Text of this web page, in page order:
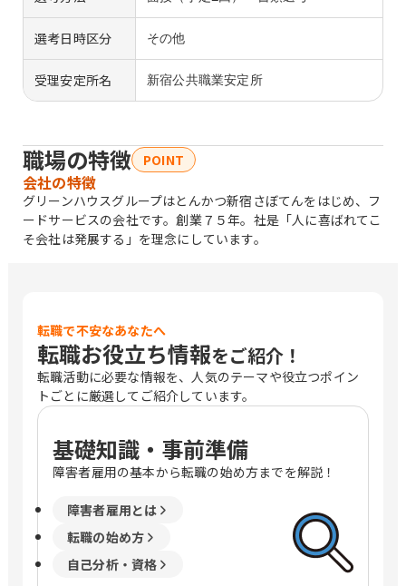
選考日時区分 その他
受理安定所名 新宿公共職業安定所
職場の特徴 POINT
会社の特徴
グリーンハウスグループはとんかつ新宿さぼてんをはじめ、フ
ードサービスの会社です。創業７５年。社是「人に喜ばれてこ
そ会社は発展する」を理念にしています。
転職で不安なあなたへ
転職お役立ち情報をご紹介！
転職活動に必要な情報を、人気のテーマや役立つポイン
トごとに厳選してご紹介しています。
基礎知識・事前準備
障害者雇用の基本から転職の始め方までを解説！
障害者雇用とは
転職の始め方
自己分析・資格